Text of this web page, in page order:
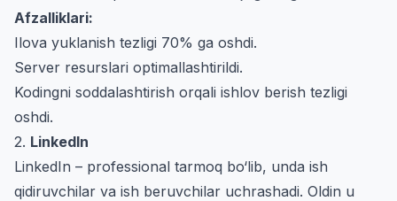
Afzalliklari:
Ilova yuklanish tezligi 70% ga oshdi.
Server resurslari optimallashtirildi.
Kodingni soddalashtirish orqali ishlov berish tezligi
oshdi.
2. LinkedIn
LinkedIn – professional tarmoq bo‘lib, unda ish
qidiruvchilar va ish beruvchilar uchrashadi. Oldin u